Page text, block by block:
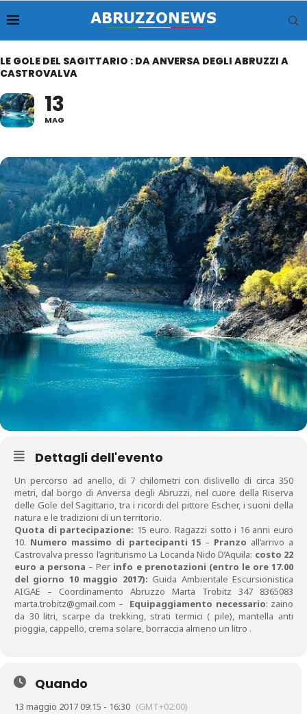
LE GOLE DEL SAGITTARIO : DA ANVERSA DEGLI ABRUZZI A
CASTROVALVA
13
MAG
Dettagli dell'evento
Un percorso ad anello, di 7 chilometri con dislivello di circa 350
metri, dal borgo di Anversa degli Abruzzi, nel cuore della Riserva
delle Gole del Sagittario, tra i ricordi del pittore Escher, i suoni della
natura e le tradizioni di un territorio.
Quota di partecipazione: 15 euro. Ragazzi sotto i 16 anni euro
10. Numero massimo di partecipanti 15 – Pranzo all’arrivo a
Castrovalva presso l’agriturismo La Locanda Nido D’Aquila: costo 22
euro a persona – Per info e prenotazioni (entro le ore 17.00
del giorno 10 maggio 2017): Guida Ambientale Escursionistica
AIGAE – Coordinamento Abruzzo Marta Trobitz 347 8365083
marta.trobitz@gmail.com – Equipaggiamento necessario: zaino
da 30 litri, scarpe da trekking, strati termici ( pile), mantella anti
pioggia, cappello, crema solare, borraccia almeno un litro .
Quando
13 maggio 2017 09:15 - 16:30 (GMT+02:00)